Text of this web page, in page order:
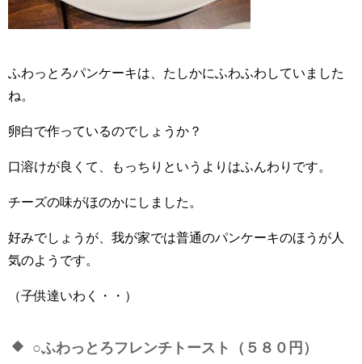
ふわっとろパンケーキは、たしかにふわふわしていました
ね。
卵白で作っているのでしょうか？
口溶けが良くて、もっちりというよりはふんわりです。
チーズの味がほのかにしました。
好みでしょうが、我が家では普通のパンケーキのほうが人
気のようです。
（子供達いわく・・）
○ふわっとろフレンチトースト（５８０円）